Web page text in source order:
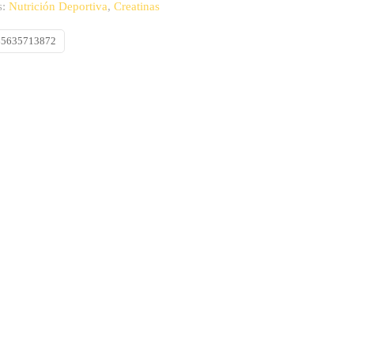
Nutrición Deportiva,Creatinas